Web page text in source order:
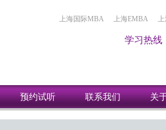
上海国际MBA 上海EMBA
学习热线
预约试听 联系我们 关